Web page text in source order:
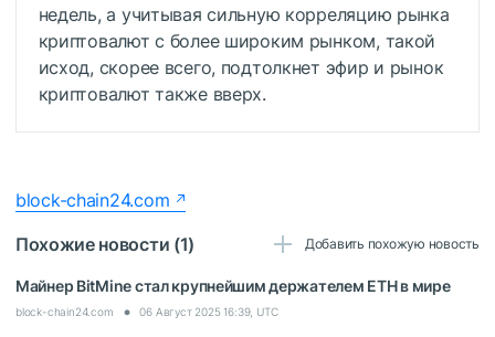
недель, а учитывая сильную корреляцию рынка
криптовалют с более широким рынком, такой
исход, скорее всего, подтолкнет эфир и рынок
криптовалют также вверх.
block-chain24.com
Похожие новости (1)
Добавить похожую новость
Майнер BitMine стал крупнейшим держателем ETH в мире
block-chain24.com 06 Август 2025 16:39, UTC